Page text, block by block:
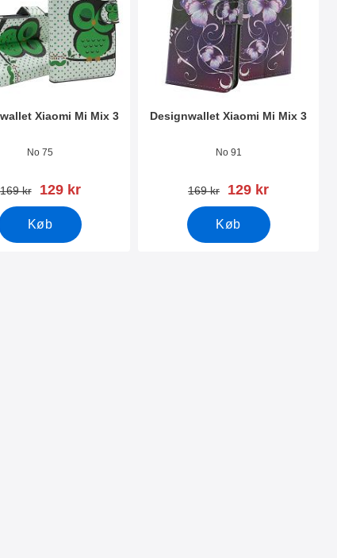
Xiaomi Mi Mix 3
No 75
pris
169 kr pris
129 kr
Køb
Designwallet Xiaomi Mi Mix 3
No 91
pris
169 kr pris
129 kr
Køb
favorit